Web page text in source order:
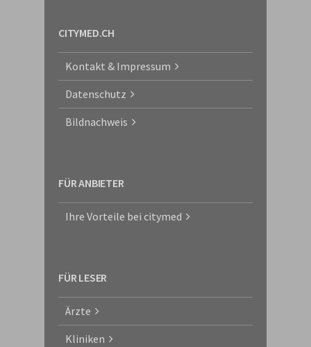
CITYMED.CH
Kontakt & Impressum
Datenschutz
Bildnachweis
FÜR ANBIETER
Ihre Vorteile bei citymed
FÜR LESER
Ärzte
Kliniken